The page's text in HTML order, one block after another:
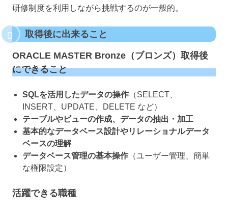
研修制度を利用しながら挑戦するのが一般的。
取得後に出来ること
ORACLE MASTER Bronze（ブロンズ）取得後
にできること
SQLを活用したデータの操作 （SELECT、
INSERT、UPDATE、DELETE など）
テーブルやビューの作成、データの抽出・加工
基本的なデータベース設計やリレーショナルデータ
ベースの理解
データベース管理の基本操作 （ユーザー管理、簡単
な権限設定）
活躍できる職種